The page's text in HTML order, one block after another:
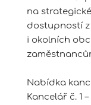
na
dostupností z
i okolních
Nabídka
Kancelář č. 1 –